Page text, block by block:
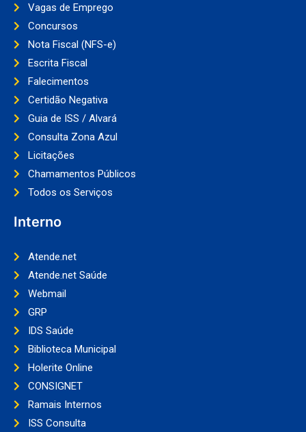
Vagas de Emprego
Concursos
Nota Fiscal (NFS-e)
Escrita Fiscal
Falecimentos
Certidão Negativa
Guia de ISS / Alvará
Consulta Zona Azul
Licitações
Chamamentos Públicos
Todos os Serviços
Interno
Atende.net
Atende.net Saúde
Webmail
GRP
IDS Saúde
Biblioteca Municipal
Holerite Online
CONSIGNET
Ramais Internos
ISS Consulta